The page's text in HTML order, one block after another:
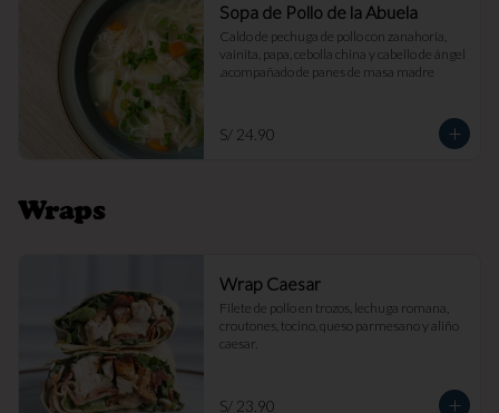
Sopa de Pollo de la Abuela
Caldo de pechuga de pollo con zanahoria,
vainita, papa, cebolla china y cabello de ángel
.acompañado de panes de masa madre
S/ 24.90
Wraps
Wrap Caesar
Filete de pollo en trozos, lechuga romana,
croutones, tocino, queso parmesano y aliño
caesar.
S/ 23.90